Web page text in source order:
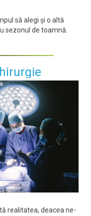
să alegi și o altă
sezonul de toamnă.
realitatea, deacea ne-